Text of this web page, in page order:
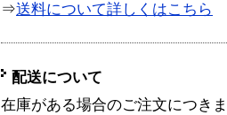
⇒送料について詳しくはこちら
配送について
在庫がある場合のご注文につき